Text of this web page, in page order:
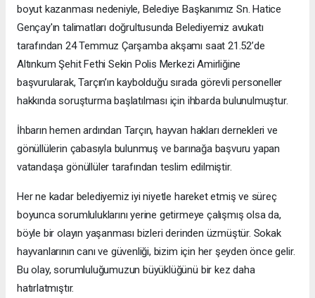
boyut kazanması nedeniyle, Belediye Başkanımız Sn. Hatice
Gençay'ın talimatları doğrultusunda Belediyemiz avukatı
tarafından 24 Temmuz Çarşamba akşamı saat 21.52’de
Altınkum Şehit Fethi Sekin Polis Merkezi Amirliğine
başvurularak, Tarçın’ın kaybolduğu sırada görevli personeller
hakkında soruşturma başlatılması için ihbarda bulunulmuştur.
İhbarın hemen ardından Tarçın, hayvan hakları dernekleri ve
gönüllülerin çabasıyla bulunmuş ve barınağa başvuru yapan
vatandaşa gönüllüler tarafından teslim edilmiştir.
Her ne kadar belediyemiz iyi niyetle hareket etmiş ve süreç
boyunca sorumluluklarını yerine getirmeye çalışmış olsa da,
böyle bir olayın yaşanması bizleri derinden üzmüştür. Sokak
hayvanlarının canı ve güvenliği, bizim için her şeyden önce gelir.
Bu olay, sorumluluğumuzun büyüklüğünü bir kez daha
hatırlatmıştır.